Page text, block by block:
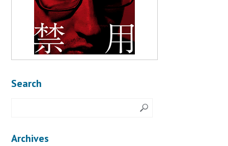
Search
Archives